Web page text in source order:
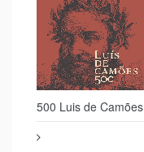
500 Luis de Camões